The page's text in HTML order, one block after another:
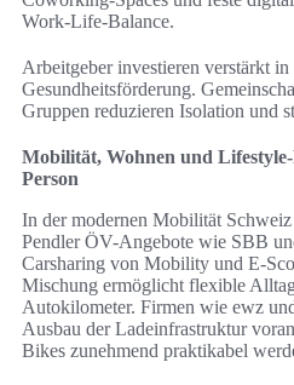
Work-Life-Balance.
Arbeitgeber investieren verstärkt
Gesundheitsförderung.
Gruppen reduzieren Isolation und
Mobilität, Wohnen und
Person
In der modernen Mobilität
Pendler ÖV-Angebote wie SBB
Carsharing von Mobility und E-
Mischung ermöglicht flexible
Autokilometer. Firmen wie ewz
Ausbau der Ladeinfrastruktur
Bikes zunehmend praktikabel